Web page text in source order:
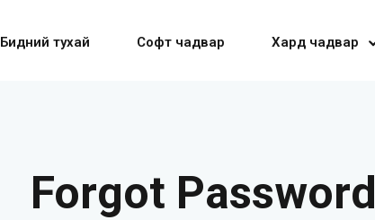
Бидний тухай Софт чадвар Хард чадвар
Forgot Password